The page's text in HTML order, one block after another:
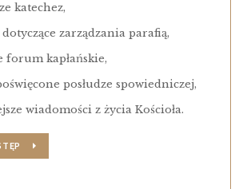
katechez,
zarządzania parafią,
forum kapłańskie,
posłudze spowiedniczej,
wiadomości z życia Kościoła.